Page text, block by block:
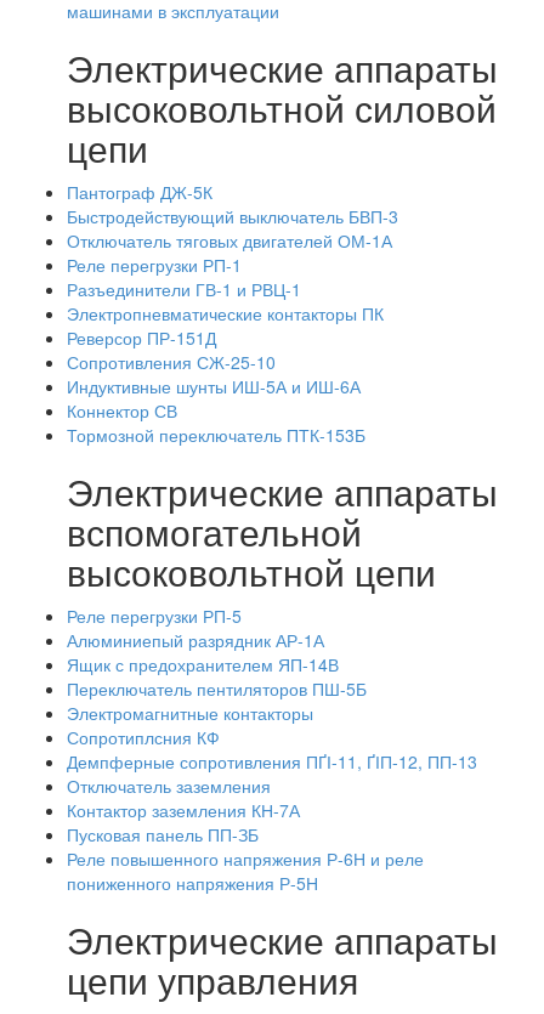
машинами в эксплуатации
Электрические аппараты
высоковольтной силовой
цепи
Пантограф ДЖ-5К
Быстродействующий выключатель БВП-3
Отключатель тяговых двигателей ОМ-1А
Реле перегрузки РП-1
Разъединители ГВ-1 и РВЦ-1
Электропневматические контакторы ПК
Реверсор ПР-151Д
Сопротивления СЖ-25-10
Индуктивные шунты ИШ-5А и ИШ-6А
Коннектор СВ
Тормозной переключатель ПТК-153Б
Электрические аппараты
вспомогательной
высоковольтной цепи
Реле перегрузки РП-5
Алюминиепый разрядник АР-1А
Ящик с предохранителем ЯП-14В
Переключатель пентиляторов ПШ-5Б
Электромагнитные контакторы
Сопротиплсния КФ
Демпферные сопротивления ПҐІ-11, ҐІП-12, ПП-13
Отключатель заземления
Контактор заземления КН-7А
Пусковая панель ПП-ЗБ
Реле повышенного напряжения Р-6Н и реле
пониженного напряжения Р-5Н
Электрические аппараты
цепи управления